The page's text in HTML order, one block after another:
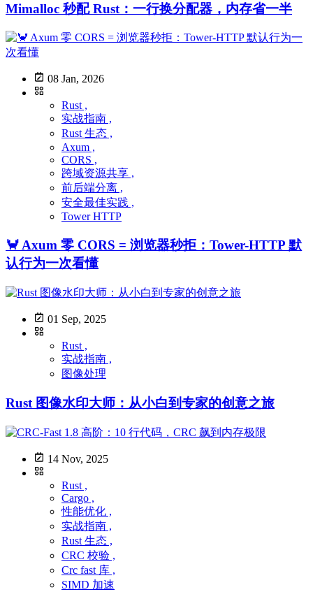
Mimalloc 秒配 Rust：一行换分配器，内存省一半
08 Jan, 2026
Rust ,
实战指南 ,
Rust 生态 ,
Axum ,
CORS ,
跨域资源共享 ,
前后端分离 ,
安全最佳实践 ,
Tower HTTP
🦀 Axum 零 CORS = 浏览器秒拒：Tower-HTTP 默
认行为一次看懂
01 Sep, 2025
Rust ,
实战指南 ,
图像处理
Rust 图像水印大师：从小白到专家的创意之旅
14 Nov, 2025
Rust ,
Cargo ,
性能优化 ,
实战指南 ,
Rust 生态 ,
CRC 校验 ,
Crc fast 库 ,
SIMD 加速